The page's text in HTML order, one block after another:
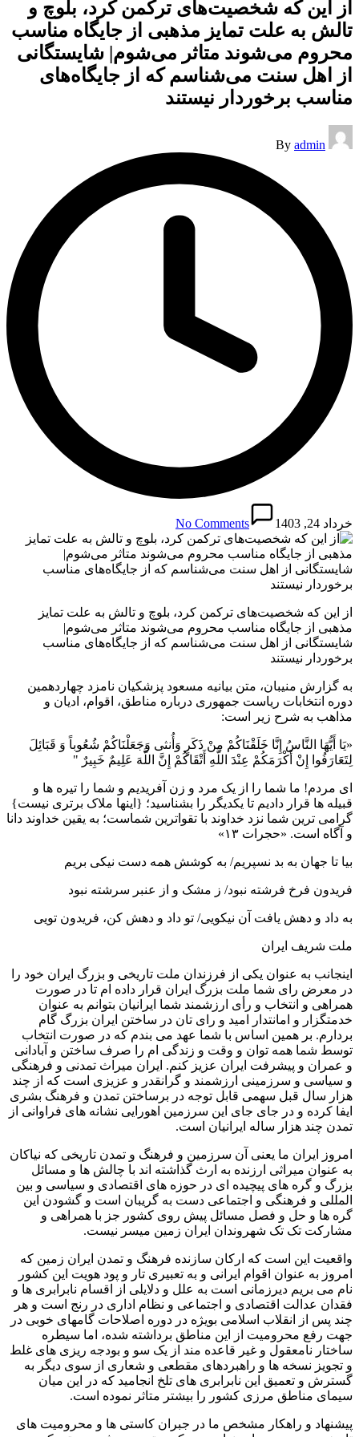
از این که شخصیت‌های ترکمن کرد، بلوچ و
تالش به علت تمایز مذهبی از جایگاه مناسب
محروم می‌شوند متاثر می‌شوم| شایستگانی
از اهل سنت می‌شناسم که از جایگاه‌های
مناسب برخوردار نیستند
Posted
by
By admin
خرداد 24, 1403 No Comments
از این که شخصیت‌های ترکمن کرد، بلوچ و تالش به علت تمایز
مذهبی از جایگاه مناسب محروم می‌شوند متاثر می‌شوم|
شایستگانی از اهل سنت می‌شناسم که از جایگاه‌های مناسب
برخوردار نیستند
به گزارش منیبان، متن بیانیه مسعود پزشکیان نامزد چهاردهمین
دوره انتخابات ریاست جمهوری درباره مناطق، اقوام، ادیان و
مذاهب به شرح زیر است:
«یَا أَیُّهَا النَّاسُ إِنَّا خَلَقْنَاکُمْ مِنْ ذَکَرٍ وَأُنثی وَجَعَلْنَاکُمْ شُعُوباً وَ قَبَائِلَ
لِتَعَارَفُوا إِنْ أَکْرَمَکُمْ عِنْدَ اللَّهِ أَتْقَاکُمْ إِنَّ اللَّهَ عَلِیمٌ خَبِیرٌ "
ای مردم! ما شما را از یک مرد و زن آفریدیم و شما را تیره ها و
قبیله ها قرار دادیم تا یکدیگر را بشناسید؛ {اینها ملاک برتری نیست}
گرامی ترین شما نزد خداوند با تقواترین شماست؛ به یقین خداوند دانا
و آگاه است. «حجرات ۱۳»
بیا تا جهان به بد نسپریم/ به کوشش همه دست نیکی بریم
فریدون فرخ فرشته نبود/ ز مشک و از عنبر سرشته نبود
به داد و دهش یافت آن نیکویی/ تو داد و دهش کن، فریدون تویی
ملت شریف ایران
اینجانب به عنوان یکی از فرزندان ملت تاریخی و بزرگ ایران خود را
در معرض رای شما ملت بزرگ ایران قرار داده ام تا در صورت
همراهی و انتخاب و رأی ارزشمند شما ایرانیان بتوانم به عنوان
خدمتگزار و امانتدار امید و رای تان در ساختن ایران بزرگ گام
بردارم. بر همین اساس با شما عهد می بندم که در صورت انتخاب
توسط شما همه توان و وقت و زندگی ام را صرف ساختن و آبادانی
و عمران و پیشرفت ایران عزیز کنم. ایران میراث تمدنی و فرهنگی
و سیاسی و سرزمینی ارزشمند و گرانقدر و عزیزی است که از چند
هزار سال قبل سهمی قابل توجه در برساختن تمدن و فرهنگ بشری
ایفا کرده و در جای جای این سرزمین اهورایی نشانه های فراوانی از
تمدن چند هزار ساله ایرانیان است.
امروز ایران ما یعنی آن سرزمین و فرهنگ و تمدن تاریخی که نیاکان
به عنوان میراثی ارزنده به ارث گذاشته اند با چالش ها و مسائل
بزرگ و گره های پیچیده ای در حوزه های اقتصادی و سیاسی و بین
المللی و فرهنگی و اجتماعی دست به گریبان است و گشودن این
گره ها و حل و فصل مسائل پیش روی کشور جز با همراهی و
مشارکت تک تک شهروندان ایران زمین میسر نیست.
واقعیت این است که ارکان سازنده فرهنگ و تمدن ایران زمین که
امروز به عنوان اقوام ایرانی و به تعبیری تار و پود هویت این کشور
نام می بریم دیرزمانی است به علل و دلایلی از اقسام نابرابری ها و
فقدان عدالت اقتصادی و اجتماعی و نظام اداری در رنج است و هر
چند پس از انقلاب اسلامی بویژه در دوره اصلاحات گامهای خوبی در
جهت رفع محرومیت از این مناطق برداشته شده، اما سیطره
ساختار نامعقول و غیر قاعده مند از یک سو و بودجه ریزی های غلط
و تجویز نسخه ها و راهبردهای مقطعی و شعاری از سوی دیگر به
گسترش و تعمیق این نابرابری های تلخ انجامید که در این میان
سیمای مناطق مرزی کشور را بیشتر متاثر نموده است.
پیشنهاد و راهکار مشخص ما در جبران کاستی ها و محرومیت های